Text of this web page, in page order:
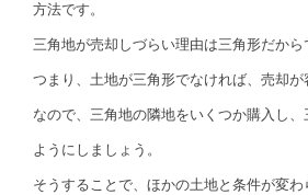
方法です。
三角地が売却しづらい理由は三角形だから
つまり、土地が三角形でなければ、売却が
なので、三角地の隣地をいくつか購入し
ようにしましょう。
そうすることで、ほかの土地と条件が変